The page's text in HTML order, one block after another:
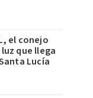
el conejo
que llega
Lucía